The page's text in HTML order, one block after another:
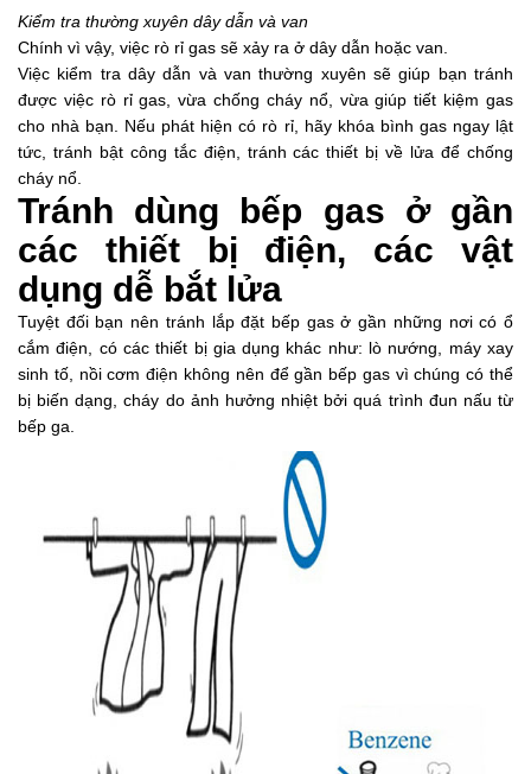
Kiểm tra thường xuyên dây dẫn và van
Chính vì vậy, việc rò rỉ gas sẽ xảy ra ở dây dẫn hoặc van.
Việc kiểm tra dây dẫn và van thường xuyên sẽ giúp bạn tránh
được việc rò rỉ gas, vừa chống cháy nổ, vừa giúp tiết kiệm gas
cho nhà bạn. Nếu phát hiện có rò rỉ, hãy khóa bình gas ngay lật
tức, tránh bật công tắc điện, tránh các thiết bị về lửa để chống
cháy nổ.
Tránh dùng bếp gas ở gần
các thiết bị điện, các vật
dụng dễ bắt lửa
Tuyệt đối bạn nên tránh lắp đặt bếp gas ở gần những nơi có ổ
cắm điện, có các thiết bị gia dụng khác như: lò nướng, máy xay
sinh tố, nồi cơm điện không nên để gần bếp gas vì chúng có thể
bị biến dạng, cháy do ảnh hưởng nhiệt bởi quá trình đun nấu từ
bếp ga.